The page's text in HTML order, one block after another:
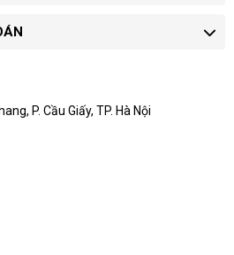
P. Cầu Giấy, TP. Hà Nội